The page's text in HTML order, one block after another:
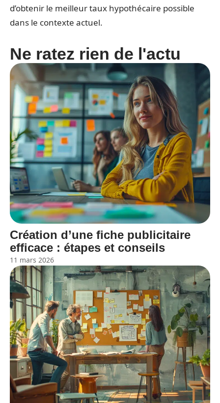
d’obtenir le meilleur taux hypothécaire possible
dans le contexte actuel.
Ne ratez rien de l'actu
Création d’une fiche publicitaire
efficace : étapes et conseils
11 mars 2026